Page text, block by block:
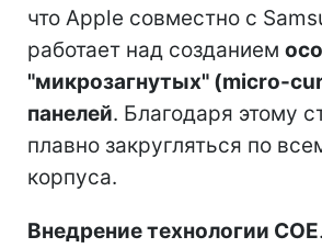
что Apple совместно с
работает над созданием
"микрозагнутых" (micro-
панелей. Благодаря этому
плавно закругляться по
корпуса.
Внедрение технологии COE